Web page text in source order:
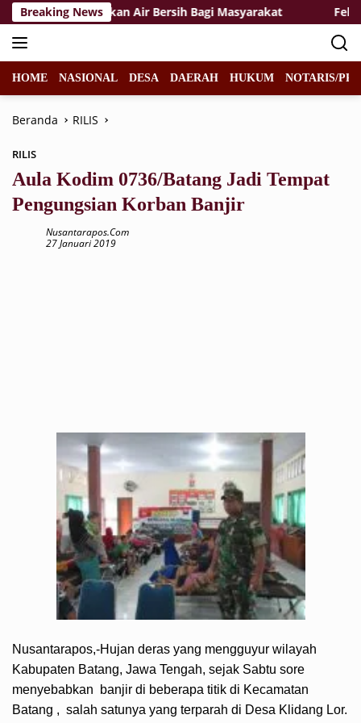
Langsung
ke
konten
Breaking News
Salurkan Air Bersih Bagi Masyarakat Felicia
HOME NASIONAL DESA DAERAH HUKUM NOTARIS/
Beranda RILIS
RILIS
Aula Kodim 0736/Batang Jadi Tempat
Pengungsian Korban Banjir
Nusantarapos.com
27 Januari 2019
Nusantarapos,-Hujan deras yang mengguyur wilayah
Kabupaten Batang, Jawa Tengah, sejak Sabtu sore
menyebabkan banjir di beberapa titik di Kecamatan
Batang , salah satunya yang terparah di Desa Klidang Lor.